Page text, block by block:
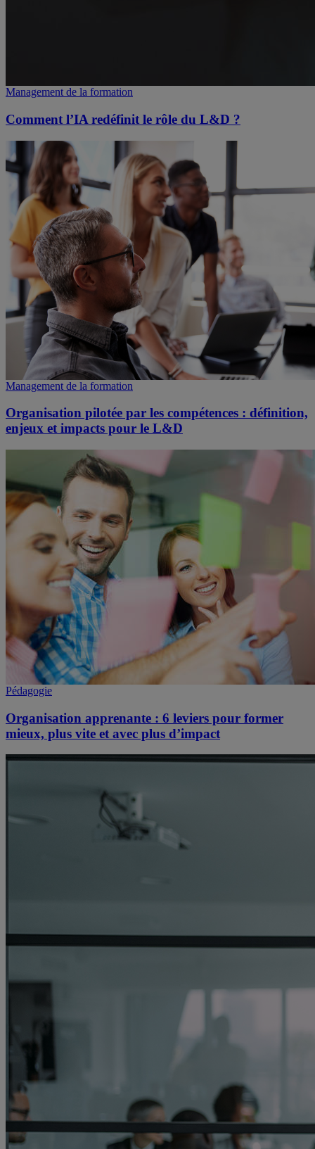
Management de la formation
Comment l’IA redéfinit le rôle du L&D ?
Management de la formation
Organisation pilotée par les compétences : définition,
enjeux et impacts pour le L&D
Pédagogie
Organisation apprenante : 6 leviers pour former
mieux, plus vite et avec plus d’impact